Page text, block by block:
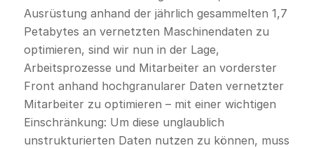
Ausrüstung anhand der jährlich gesammelten 1,7
Petabytes an vernetzten Maschinendaten zu
optimieren, sind wir nun in der Lage,
Arbeitsprozesse und Mitarbeiter an vorderster
Front anhand hochgranularer Daten vernetzter
Mitarbeiter zu optimieren – mit einer wichtigen
Einschränkung: Um diese unglaublich
unstrukturierten Daten nutzen zu können, muss